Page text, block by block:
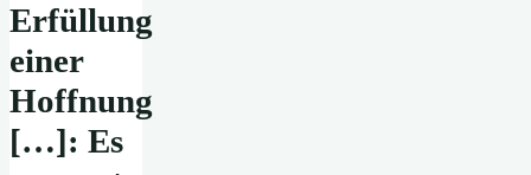
Erfüllung
einer
Hoffnung
[…]: Es